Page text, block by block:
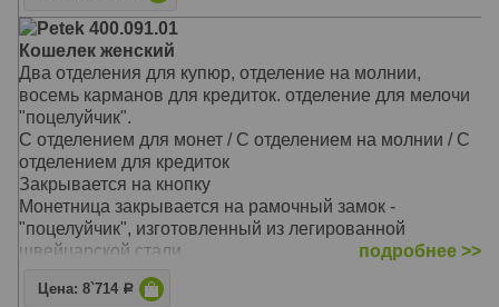
Petek 400.091.01
Кошелек женский
Два отделения для купюр, отделение на молнии,
восемь карманов для кредиток. отделение для мелочи
"поцелуйчик".
С отделением для монет / С отделением на молнии / С
отделением для кредиток
Закрывается на кнопку
Монетница закрывается на рамочный замок -
"поцелуйчик", изготовленный из легированной
швейцарской стали
На внутренней задней стенке расположены три
прорезных кармана для кредитных карточек
подробнее >>
Цена: 8`714 Р